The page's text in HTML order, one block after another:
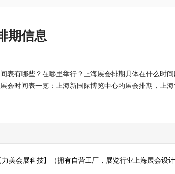
期信息
表有哪些？在哪里举行？上海展会排期具体在什么时
会时间表一览：上海新国际博览中心的展会排期，上
力美会展科技】（拥有自营工厂，展览行业上海展会设